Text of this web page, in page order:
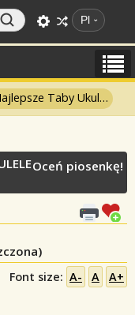
Pl
Taby Ukulele
Oceń piosenkę!
Font size: A- A A+